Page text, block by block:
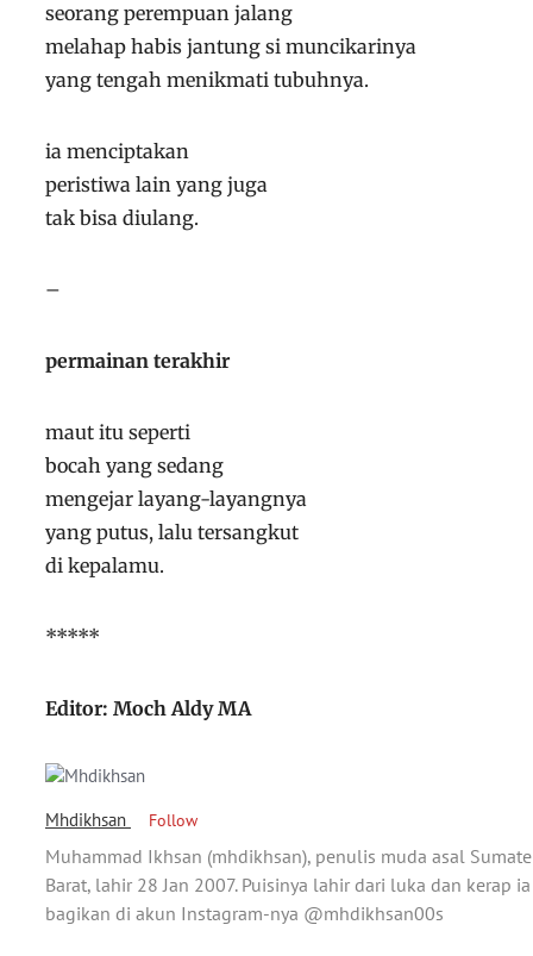
seorang perempuan jalang
melahap habis jantung si muncikarinya
yang tengah menikmati tubuhnya.
ia menciptakan
peristiwa lain yang juga
tak bisa diulang.
–
permainan terakhir
maut itu seperti
bocah yang sedang
mengejar layang-layangnya
yang putus, lalu tersangkut
di kepalamu.
*****
Editor: Moch Aldy MA
Mhdikhsan Follow
Muhammad Ikhsan (mhdikhsan), penulis muda asal
Barat, lahir 28 Jan 2007. Puisinya lahir dari luka dan kerap ia
bagikan di akun Instagram-nya @mhdikhsan00s